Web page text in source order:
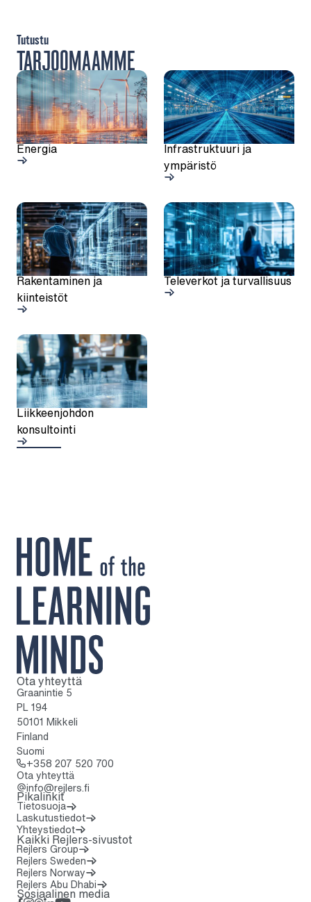
TARJOOMAAMME
Tutustu
Energia
Infrastruktuuri ja
ympäristö
Rakentaminen ja
kiinteistöt
Televerkot ja turvallisuus
Liikkeenjohdon
konsultointi
Kotisivulle
Ota yhteyttä
Graanintie 5
PL 194
50101 Mikkeli
Finland
Suomi
+358 207 520 700
Ota yhteyttä
info@rejlers.fi
Pikalinkit
Tietosuoja
Laskutustiedot
Yhteystiedot
Kaikki Rejlers-sivustot
Rejlers Group
Rejlers Sweden
Rejlers Norway
Rejlers Abu Dhabi
Sosiaalinen media